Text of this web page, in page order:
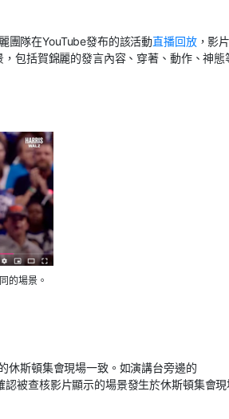
團隊在YouTube發布的該活動直播回放，影
包括賀錦麗的發言內容、穿著、動作、神態
的場景。
休斯頓集會現場一致。如演講台旁邊的
認被查核影片顯示的場景發生於休斯頓集會